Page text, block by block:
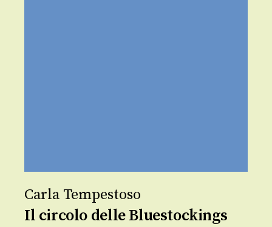
Carla Tempestoso
Il circolo delle Bluestockings